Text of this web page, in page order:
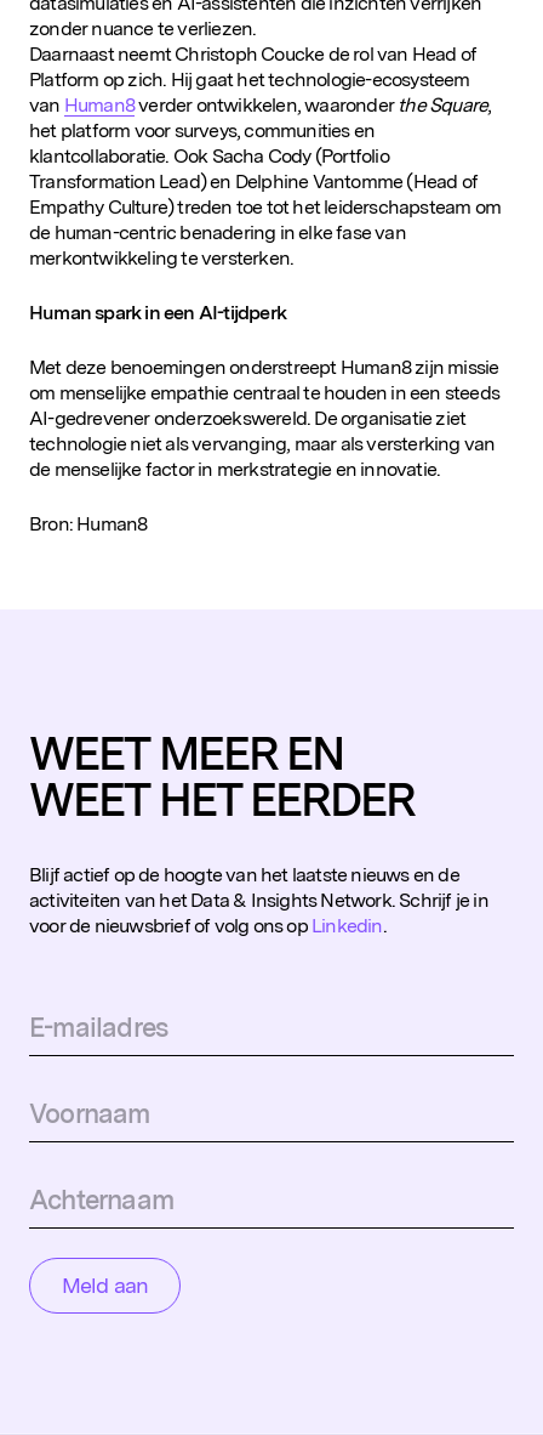
Populaire zoekopdrachten
zonder nuance te verliezen.
Daarnaast neemt Christoph Coucke de rol van Head of
Platform op zich. Hij gaat het technologie-ecosysteem
van Human8verder ontwikkelen, waaronder the Square,
het platform voor surveys, communities en
klantcollaboratie. Ook Sacha Cody (Portfolio
Transformation Lead) en Delphine Vantomme (Head of
Empathy Culture) treden toe tot het leiderschapsteam om
de human-centric benadering in elke fase van
merkontwikkeling te versterken.
Human spark in een AI-tijdperk
Met deze benoemingen onderstreept Human8 zijn missie
om menselijke empathie centraal te houden in een steeds
AI-gedrevener onderzoekswereld. De organisatie ziet
technologie niet als vervanging, maar als versterking van
de menselijke factor in merkstrategie en innovatie.
Bron: Human8
WEET MEER EN
WEET HET EERDER
Blijf actief op de hoogte van het laatste nieuws en de
activiteiten van het Data & Insights Network. Schrijf je in
voor de nieuwsbrief of volg ons op Linkedin.